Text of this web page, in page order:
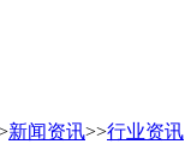
新闻资讯>>行业资讯